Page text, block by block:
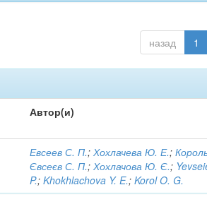
назад 1
Автор(и)
Евсеев С. П.;Хохлачева Ю. Е.;
Євсеєв С. П.;Хохлачова Ю. Є.;
P.;Khokhlachova Y. E.;Korol O. G.